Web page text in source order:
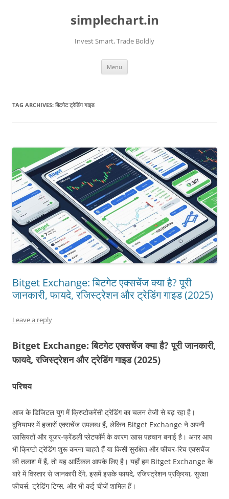
simplechart.in
Invest Smart, Trade Boldly
Menu
TAG ARCHIVES: बिटगेट ट्रेडिंग गाइड
Bitget Exchange: बिटगेट एक्सचेंज क्या है? पूरी
जानकारी, फायदे, रजिस्ट्रेशन और ट्रेडिंग गाइड (2025)
Leave a reply
Bitget Exchange: बिटगेट एक्सचेंज क्या है? पूरी जानकारी,
फायदे, रजिस्ट्रेशन और ट्रेडिंग गाइड (2025)
परिचय
आज के डिजिटल युग में क्रिप्टोकरेंसी ट्रेडिंग का चलन तेजी से बढ़ रहा है।
दुनियाभर में हजारों एक्सचेंज उपलब्ध हैं, लेकिन Bitget Exchange ने अपनी
खासियतों और यूजर-फ्रेंडली प्लेटफॉर्म के कारण खास पहचान बनाई है। अगर आप
भी क्रिप्टो ट्रेडिंग शुरू करना चाहते हैं या किसी सुरक्षित और फीचर-रिच एक्सचेंज
की तलाश में हैं, तो यह आर्टिकल आपके लिए है। यहाँ हम Bitget Exchange के
बारे में विस्तार से जानकारी देंगे, इसमें इसके फायदे, रजिस्ट्रेशन प्रक्रिया, सुरक्षा
फीचर्स, ट्रेडिंग टिप्स, और भी कई चीजें शामिल हैं।